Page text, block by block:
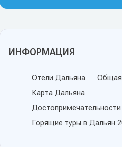
ИНФОРМАЦИЯ
Отели Дальяна
Общая
Карта Дальяна
Достопримечательности
Горящие туры в Дальян